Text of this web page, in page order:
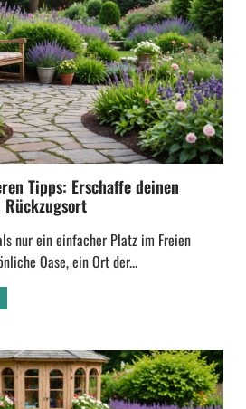
Tipps: Erschaffe deinen
Rückzugsort
nur ein einfacher Platz im Freien
Oase, ein Ort der...